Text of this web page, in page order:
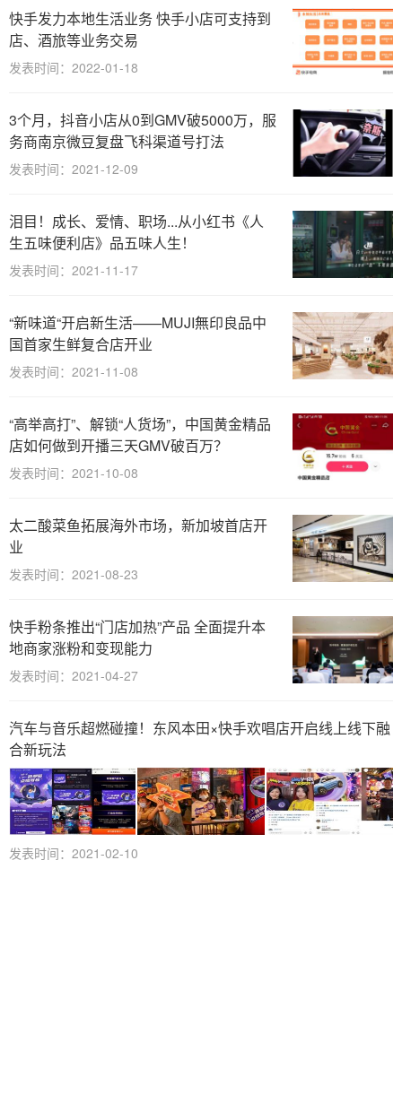
快手发力本地生活业务 快手小店可支持到
店、酒旅等业务交易
发表时间：2022-01-18
3个月，抖音小店从0到GMV破5000万，服
务商南京微豆复盘飞科渠道号打法
发表时间：2021-12-09
泪目！成长、爱情、职场...从小红书《人
生五味便利店》品五味人生！
发表时间：2021-11-17
“新味道“开启新生活——MUJI無印良品中
国首家生鲜复合店开业
发表时间：2021-11-08
“高举高打”、解锁“人货场”，中国黄金精品
店如何做到开播三天GMV破百万？
发表时间：2021-10-08
太二酸菜鱼拓展海外市场，新加坡首店开
业
发表时间：2021-08-23
快手粉条推出“门店加热”产品 全面提升本
地商家涨粉和变现能力
发表时间：2021-04-27
汽车与音乐超燃碰撞！东风本田×快手欢唱店开启线上线下融
合新玩法
发表时间：2021-02-10